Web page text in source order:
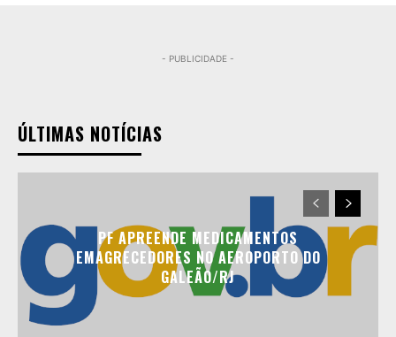
- PUBLICIDADE -
ÚLTIMAS NOTÍCIAS
PF APREENDE MEDICAMENTOS
EMAGRECEDORES NO AEROPORTO DO
GALEÃO/RJ